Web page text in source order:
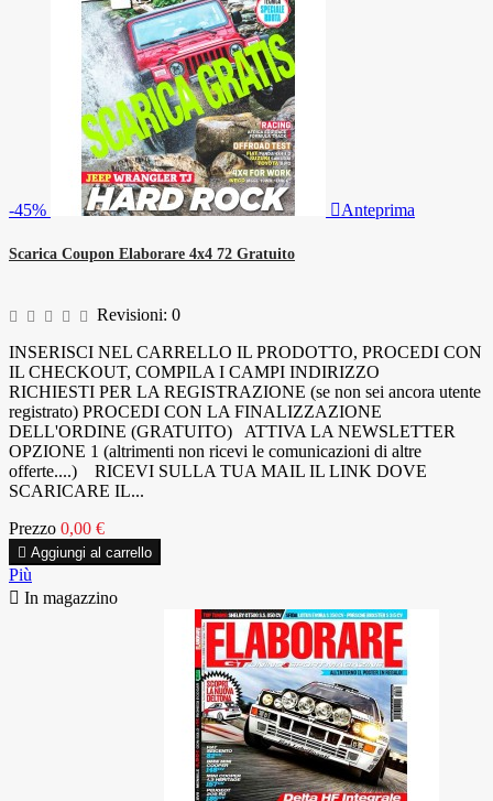
-45% Anteprima
Scarica Coupon Elaborare 4x4 72 Gratuito
Revisioni: 0
INSERISCI NEL CARRELLO IL PRODOTTO, PROCEDI CON
IL CHECKOUT, COMPILA I CAMPI INDIRIZZO
RICHIESTI PER LA REGISTRAZIONE (se non sei ancora utente
registrato) PROCEDI CON LA FINALIZZAZIONE
DELL'ORDINE (GRATUITO) ATTIVA LA NEWSLETTER
OPZIONE 1 (altrimenti non ricevi le comunicazioni di altre
offerte....) RICEVI SULLA TUA MAIL IL LINK DOVE
SCARICARE IL...
Prezzo 0,00 €
 Aggiungi al carrello
Più
 In magazzino